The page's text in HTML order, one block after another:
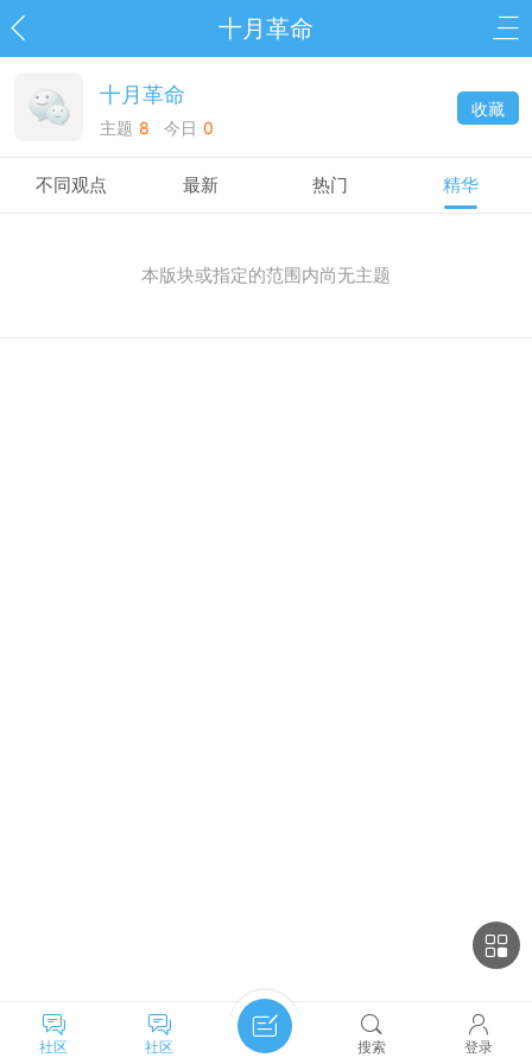
十月革命
十月革命
主题 8 今日 0
收藏
不同观点 最新 热门 精华
本版块或指定的范围内尚无主题
社区 社区 搜索 登录